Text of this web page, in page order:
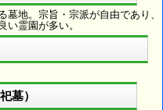
地。宗旨・宗派が自由であり、
い霊園が多い。
墓）